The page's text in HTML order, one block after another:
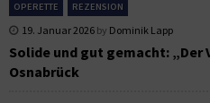
OPERETTE REZENSION
19. Januar 2026 by Dominik Lapp
Solide und gut gemacht: „Der
Osnabrück